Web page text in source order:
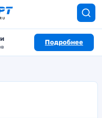
Подробнее